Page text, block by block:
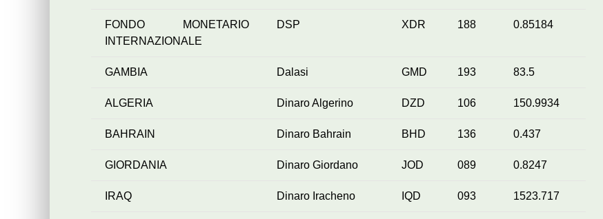
FONDO MONETARIO
INTERNAZIONALE
DSP XDR 188 0.85184
GAMBIA Dalasi GMD 193 83.5
ALGERIA Dinaro Algerino DZD 106 150.9934
BAHRAIN Dinaro Bahrain BHD 136 0.437
GIORDANIA Dinaro Giordano JOD 089 0.8247
IRAQ Dinaro Iracheno IQD 093 1523.717